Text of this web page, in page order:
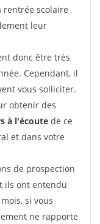
rentrée scolaire
leur
donc être très
Cependant, il
vous solliciter.
obtenir des
à l'écoute de ce
et dans votre
de prospection
ils ont entendu
si vous
ne rapporte